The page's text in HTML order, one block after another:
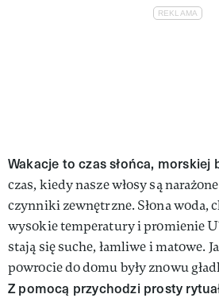
Wakacje to czas słońca, morskiej
czas, kiedy nasze włosy są
czynniki zewnętrzne. Słona woda,
wysokie temperatury i promienie
stają się suche, łamliwe i matowe.
powrocie do domu były znowu
Z pomocą przychodzi prosty